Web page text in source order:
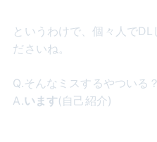
というわけで、個々人で
ださいね。
Q.そんなミスするやついる？
A.います(自己紹介)